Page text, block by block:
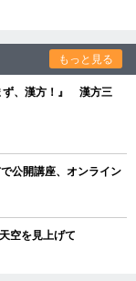
もっと見る
ず、漢方！』 漢方三
公開講座、オンライン
空を見上げて